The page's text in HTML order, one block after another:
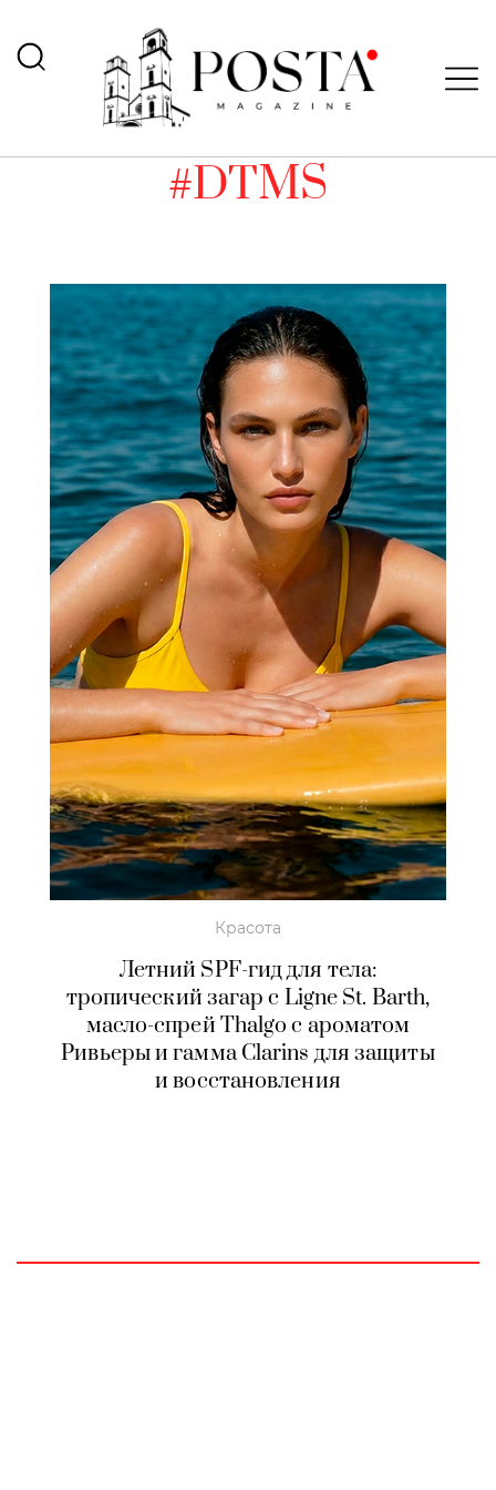
#DTMS
Красота
Летний SPF-гид для тела:
тропический загар с Ligne St. Barth,
масло-спрей Thalgo с ароматом
Ривьеры и гамма Clarins для защиты
и восстановления